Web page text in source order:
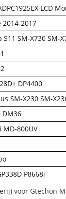
LCD
2014-2017
SM-X730 SM-
DP4400
SM-X230 SM-
DM36
800UV
P8668i